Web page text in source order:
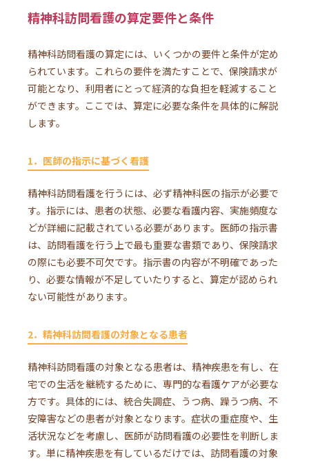
精神科訪問看護の算定要件と条件
精神科訪問看護の算定には、いくつかの要件と条件が定め
られています。これらの要件を満たすことで、保険請求が
可能となり、利用者にとって経済的な負担を軽減すること
ができます。ここでは、算定に必要な条件を具体的に解説
します。
1．医師の指示に基づく看護
精神科訪問看護を行うには、必ず精神科医の指示が必要で
す。指示には、患者の状態、必要な看護内容、実施頻度な
どが詳細に記載されている必要があります。医師の指示書
は、訪問看護を行う上で最も重要な書類であり、保険請求
の際にも必要不可欠です。指示書の内容が不明確であった
り、必要な情報が不足していたりすると、算定が認められ
ない可能性があります。
2．精神科訪問看護の対象となる患者
精神科訪問看護の対象となる患者は、精神疾患を有し、在
宅での生活を継続するために、専門的な看護ケアが必要な
方です。具体的には、統合失調症、うつ病、躁うつ病、不
安障害などの患者が対象となります。症状の重症度や、生
活状況などを考慮し、医師が訪問看護の必要性を判断しま
す。単に精神疾患を有しているだけでは、訪問看護の対象